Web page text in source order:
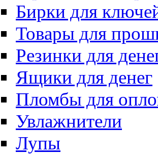
Бирки для
Товары для
Резинки для
Ящики для денег
Пломбы для
Увлажнители
Лупы